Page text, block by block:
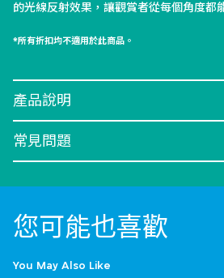
的光線反射效果，讓觀賞者從每個角度都
*所有折扣均不適用於此商品。
產品說明
常見問題
您可能也喜歡
You May Also Like